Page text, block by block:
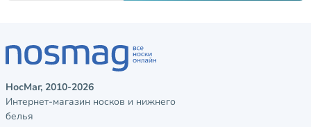
НосМаг, 2010-2026
Интернет-магазин носков и нижнего
белья